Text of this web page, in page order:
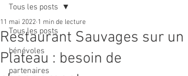
Tous les posts
bénévoles
partenaires
Tous les posts
Restaurant Sauvages sur un
Plateau : besoin de
11 mai 2022 1 min de lecture